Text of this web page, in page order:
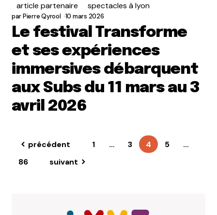
article partenaire spectacles à lyon
parPierre Qyrool 10 mars 2026
Le festival Transforme
et ses expériences
immersives débarquent
aux Subs du 11 mars au 3
avril 2026
précédent 1 … 3 4 5
…
86
suivant